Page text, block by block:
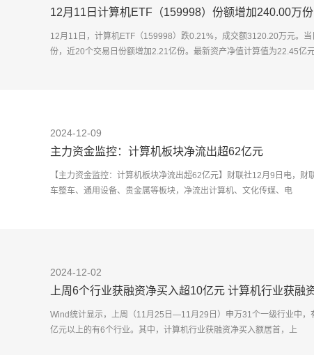
12月11日计算机ETF（159998）份额增加240.00万
22.45亿元
12月11日，计算机ETF（159998）跌0.21%，成交额3120.20万元。
份，近20个交易日份额增加2.21亿份。最新资产净值计算值为22.45亿
2024-12-09
主力资金监控：计算机板块净流出超62亿元
【主力资金监控：计算机板块净流出超62亿元】财联社12月9日电，
车整车、通用设备、贵金属等板块，净流出计算机、文化传媒、电
2024-12-02
上周6个行业获融资净买入超10亿元 计算机行业获融
Wind统计显示，上周（11月25日—11月29日）申万31个一级行业中，
亿元以上的有6个行业。其中，计算机行业获融资净买入额居首，上